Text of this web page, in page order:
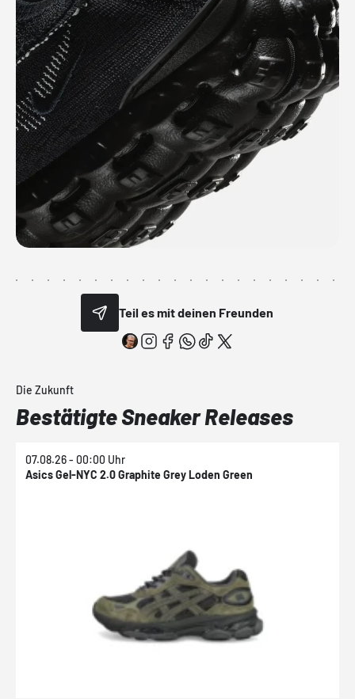
Teil es mit deinen Freunden
Die Zukunft
Bestätigte Sneaker Releases
07.08.26 - 00:00 Uhr
Asics Gel-NYC 2.0 Graphite Grey Loden Green